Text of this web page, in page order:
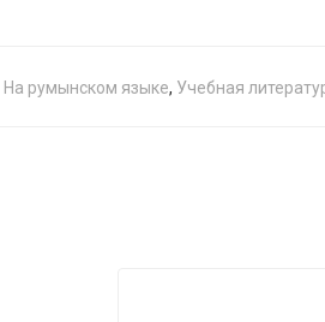
На румынском языке, Учебная